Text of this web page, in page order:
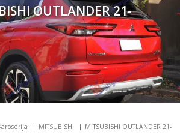
OUTLANDER 21-
MITSUBISHI MITSUBISHI OUTLANDER 21-